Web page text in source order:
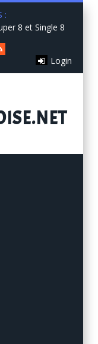
:
8 et Single 8
RSS
Login